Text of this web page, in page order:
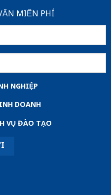
MIẾN PHÍ
NGHIỆP
DOANH
VỤ ĐÀO TẠO